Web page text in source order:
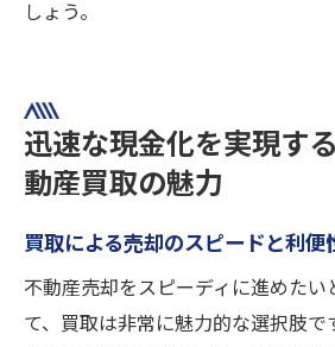
しょう。
迅速な現金化を実現す
動産買取の魅力
買取による売却のスピードと利便
不動産売却をスピーディに進めたい
て、買取は非常に魅力的な選択肢で